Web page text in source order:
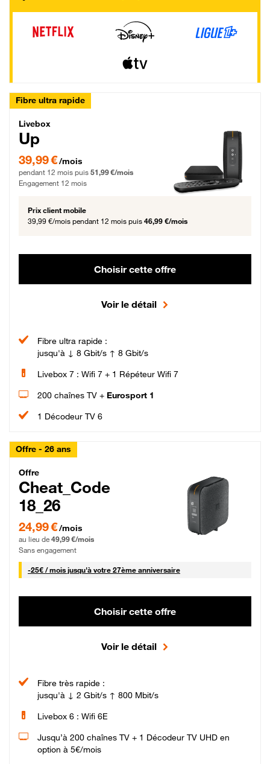
Fibre ultra rapide
Livebox Up Fibre
Livebox
Up
39,99 € par mois pendant 12 mois puis 51,99 € par mois, Engagement 12 mois
39,99 €/mois
pendant 12 mois puis 51,99 €/mois
Engagement 12 mois
Prix client mobile
39,99 €/mois pendant 12 mois puis 46,99 €/mois
Choisir cette offre
Voir le détail
Fibre ultra rapide :
jusqu'à ↓ 8 Gbit/s ↑ 8 Gbit/s
Livebox 7 : Wifi 7 + 1 Répéteur Wifi 7
200 chaînes TV + Eurosport 1
1 Décodeur TV 6
Offre - 26 ans
Cheat_Code Fibre_18_26
Offre
Cheat_Code
18_26
24,99 € par mois pendant 0 mois puis 49,99 € par mois, Sans engagement
24,99 €/mois
au lieu de 49,99 €/mois
Sans engagement
-25€ / mois25 € par mois
jusqu'à votre 27ème anniversaire
Choisir cette offre
Voir le détail
Fibre très rapide :
jusqu'à ↓ 2 Gbit/s ↑ 800 Mbit/s
Livebox 6 : Wifi 6E
Jusqu’à 200 chaînes TV + 1 Décodeur TV UHD en
option à 5€/mois